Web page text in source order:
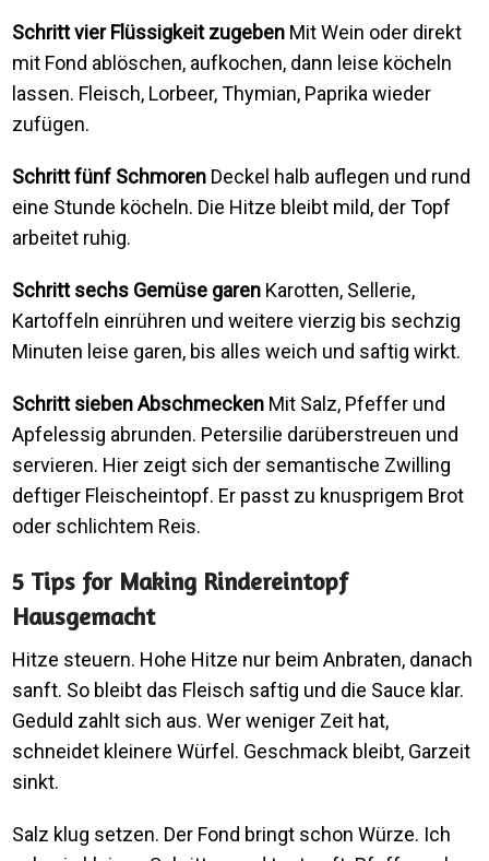
Schritt vier Flüssigkeit zugeben Mit Wein oder direkt
mit Fond ablöschen, aufkochen, dann leise köcheln
lassen. Fleisch, Lorbeer, Thymian, Paprika wieder
zufügen.
Schritt fünf Schmoren Deckel halb auflegen und rund
eine Stunde köcheln. Die Hitze bleibt mild, der Topf
arbeitet ruhig.
Schritt sechs Gemüse garen Karotten, Sellerie,
Kartoffeln einrühren und weitere vierzig bis sechzig
Minuten leise garen, bis alles weich und saftig wirkt.
Schritt sieben Abschmecken Mit Salz, Pfeffer und
Apfelessig abrunden. Petersilie darüberstreuen und
servieren. Hier zeigt sich der semantische Zwilling
deftiger Fleischeintopf. Er passt zu knusprigem Brot
oder schlichtem Reis.
5 Tips for Making Rindereintopf
Hausgemacht
Hitze steuern. Hohe Hitze nur beim Anbraten, danach
sanft. So bleibt das Fleisch saftig und die Sauce klar.
Geduld zahlt sich aus. Wer weniger Zeit hat,
schneidet kleinere Würfel. Geschmack bleibt, Garzeit
sinkt.
Salz klug setzen. Der Fond bringt schon Würze. Ich